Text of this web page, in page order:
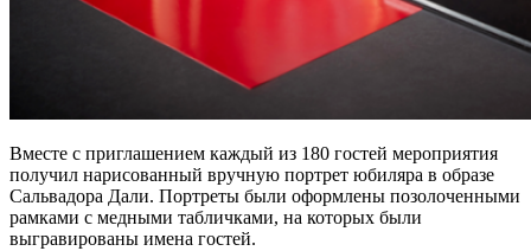
Вместе с приглашением каждый из 180 гостей мероприятия
получил нарисованный вручную портрет юбиляра в образе
Сальвадора Дали. Портреты были оформлены позолоченными
рамками с медными табличками, на которых были
выгравированы имена гостей.